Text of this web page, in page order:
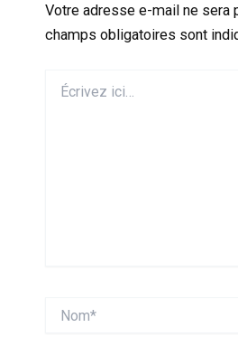
Votre adresse e-mail ne sera
champs obligatoires sont
ici…